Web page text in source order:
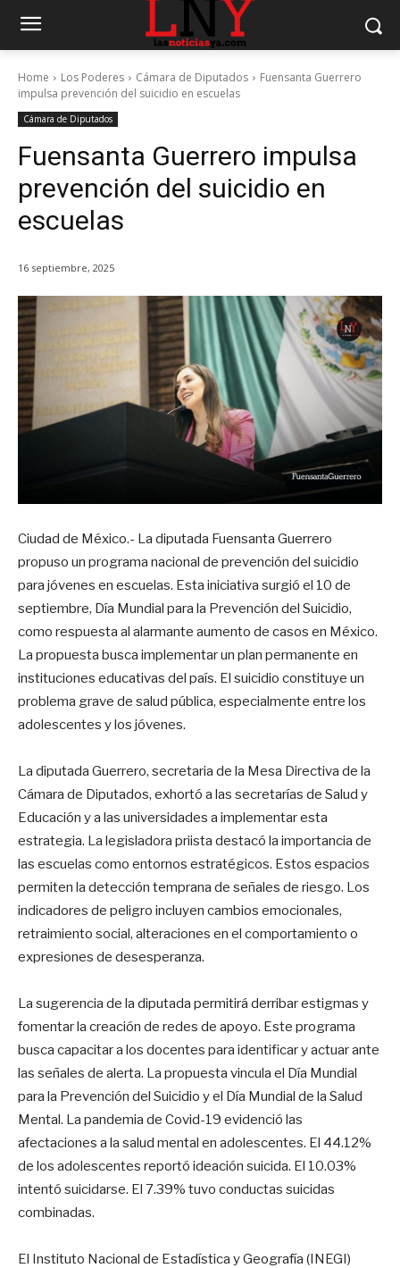
Home Los Poderes Cámara de Diputados
Fuensanta Guerrero
impulsa prevención del suicidio en escuelas
Cámara de Diputados
Fuensanta Guerrero impulsa
prevención del suicidio en
escuelas
16 septiembre, 2025
Ciudad de México.- La diputada Fuensanta Guerrero
propuso un programa nacional de prevención del suicidio
para jóvenes en escuelas. Esta iniciativa surgió el 10 de
septiembre, Día Mundial para la Prevención del Suicidio,
como respuesta al alarmante aumento de casos en México.
La propuesta busca implementar un plan permanente en
instituciones educativas del país. El suicidio constituye un
problema grave de salud pública, especialmente entre los
adolescentes y los jóvenes.
La diputada Guerrero, secretaria de la Mesa Directiva de la
Cámara de Diputados, exhortó a las secretarías de Salud y
Educación y a las universidades a implementar esta
estrategia. La legisladora priista destacó la importancia de
las escuelas como entornos estratégicos. Estos espacios
permiten la detección temprana de señales de riesgo. Los
indicadores de peligro incluyen cambios emocionales,
retraimiento social, alteraciones en el comportamiento o
expresiones de desesperanza.
La sugerencia de la diputada permitirá derribar estigmas y
fomentar la creación de redes de apoyo. Este programa
busca capacitar a los docentes para identificar y actuar ante
las señales de alerta. La propuesta vincula el Día Mundial
para la Prevención del Suicidio y el Día Mundial de la Salud
Mental. La pandemia de Covid-19 evidenció las
afectaciones a la salud mental en adolescentes. El 44.12%
de los adolescentes reportó ideación suicida. El 10.03%
intentó suicidarse. El 7.39% tuvo conductas suicidas
combinadas.
El Instituto Nacional de Estadística y Geografía (INEGI)